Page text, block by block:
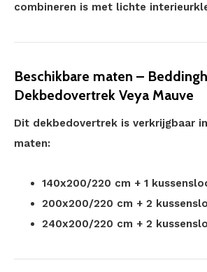
combineren is met lichte
Beschikbare maten –
Dekbedovertrek Veya Mauve
Dit dekbedovertrek is verkrijgbaar
maten:
140x200/220 cm + 1
200x200/220 cm + 2
240x200/220 cm + 2